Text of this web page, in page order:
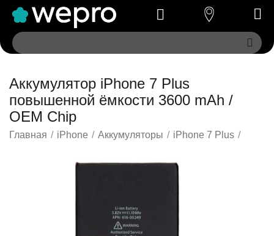
Аккумулятор iPhone 7 Plus
повышенной ёмкости 3600 mAh /
OEM Chip
Главная / iPhone / Аккумуляторы / iPhone 7 Plus /